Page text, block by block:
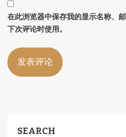
在此浏览器中保存我的显示名称、
下次评论时使用。
SEARCH